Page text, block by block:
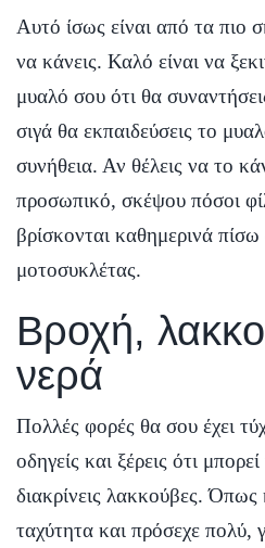
Αυτό ίσως είναι από τα πιο
να κάνεις. Καλό είναι να
μυαλό σου ότι θα
σιγά θα εκπαιδεύσεις το
συνήθεια. Αν θέλεις να το
προσωπικό, σκέψου πόσοι
βρίσκονται καθημερινά πίσω
μοτοσυκλέτας.
Βροχή,
νερά
Πολλές φορές θα σου έχει
οδηγείς και ξέρεις ότι
διακρίνεις λακκούβες. Όπως
ταχύτητα και πρόσεχε πολύ,